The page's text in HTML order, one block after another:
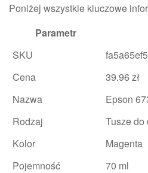
Poniżej wszystkie kluczowe
Parametr
SKU
Cena
39.96 zł
Nazwa
Epson
Rodzaj
Tusze do
Kolor
Magenta
Pojemność
70 ml